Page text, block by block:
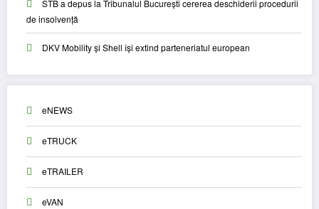
STB a depus la Tribunalul București cererea deschiderii procedurii
de insolvență
DKV Mobility și Shell își extind parteneriatul european
eNEWS
eTRUCK
eTRAILER
eVAN